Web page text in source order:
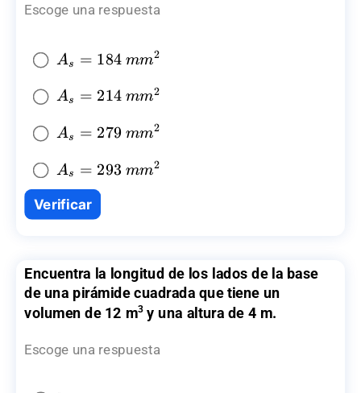
Escoge una respuesta
A_{s}=184~
As = 184 mm2
A_{s}=214~
As = 214 mm2
A_{s}=279~
As = 279 mm2
A_{s}=293~
{{mm}^2}
As = 293 mm2
Verificar
Encuentra la longitud de los lados de la base
de una pirámide cuadrada que tiene un
volumen de 12 m3y una altura de 4 m.
Escoge una respuesta